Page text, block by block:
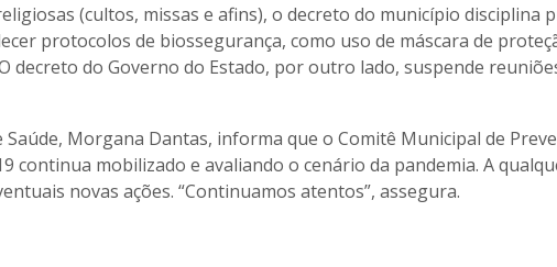
(cultos, missas e afins), o decreto do município disciplina
protocolos de biossegurança, como uso de máscara de
decreto do Governo do Estado, por outro lado, suspende
Morgana Dantas, informa que o Comitê Municipal de
continua mobilizado e avaliando o cenário da pandemia. A
novas ações. “Continuamos atentos”, assegura.